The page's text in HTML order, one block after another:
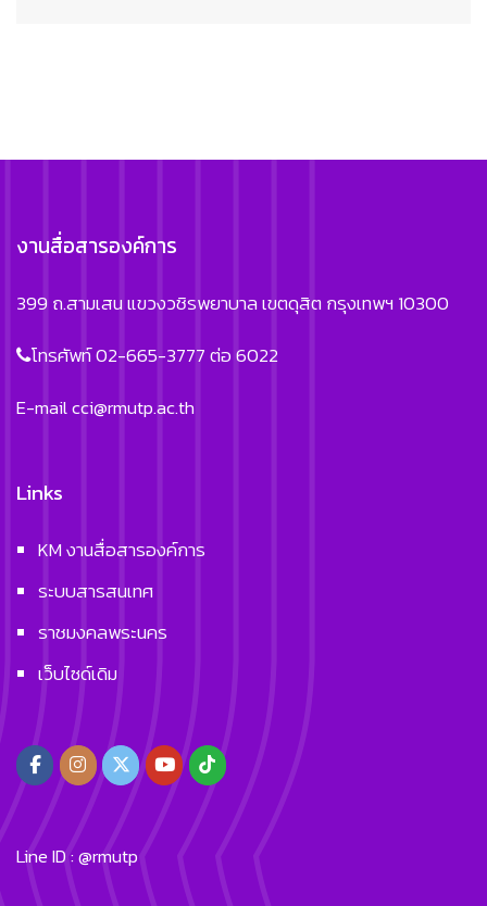
งานสื่อสารองค์การ
399 ถ.สามเสน แขวงวชิรพยาบาล เขตดุสิต กรุงเทพฯ 10300
โทรศัพท์ 02-665-3777 ต่อ 6022
E-mailcci@rmutp.ac.th
Links
KM งานสื่อสารองค์การ
ระบบสารสนเทศ
ราชมงคลพระนคร
เว็บไซด์เดิม
Line ID : @rmutp